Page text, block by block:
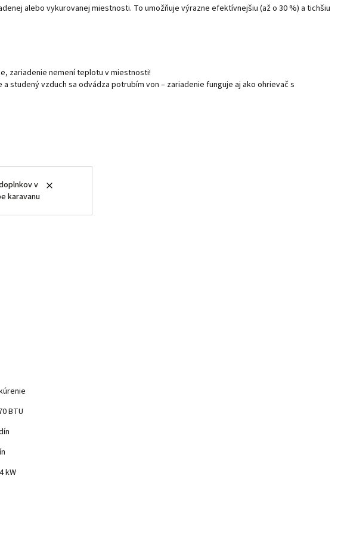
v
karavanu
alebo vykurovanej miestnosti. To umožňuje výrazne efektívnejšiu (až o 30 %) a tichšiu
zariadenie nemení teplotu v miestnosti!
vzduch sa odvádza potrubím von – zariadenie funguje aj ako ohrievač s
BTU
kW